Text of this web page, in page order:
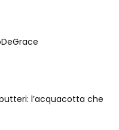
l’acquacotta che